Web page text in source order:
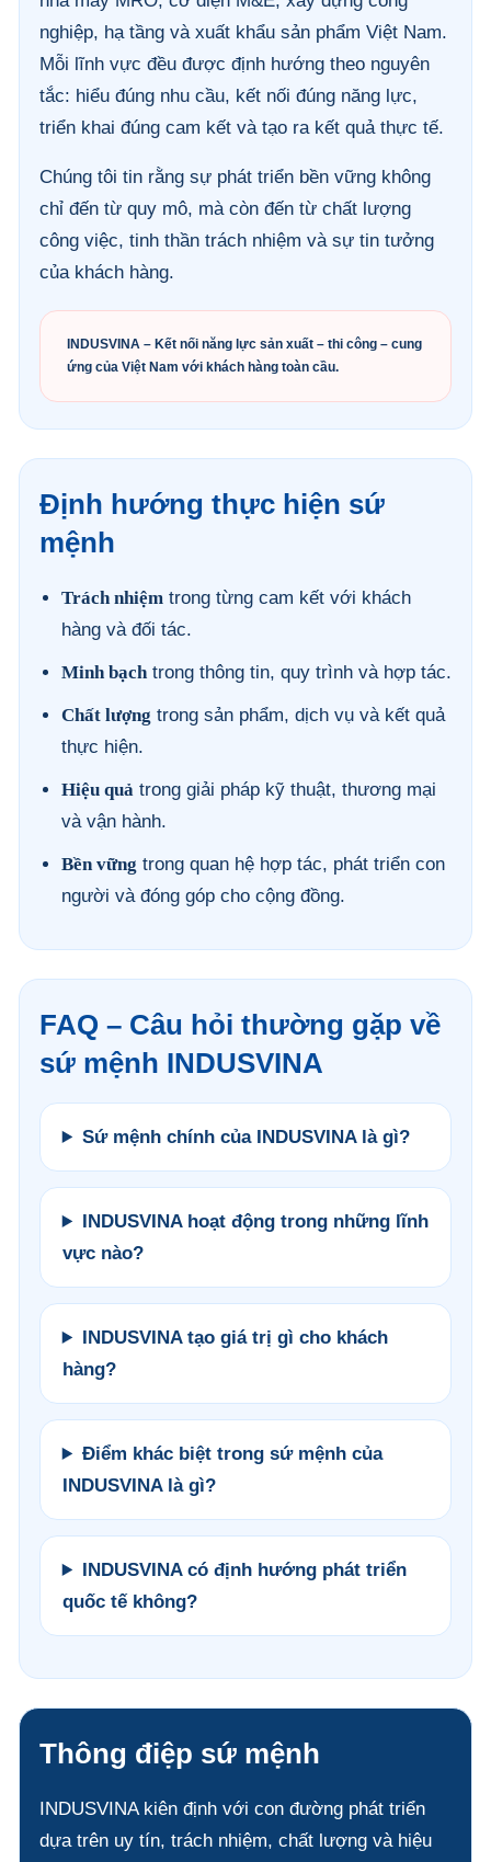
nghiệp, hạ tầng và xuất khẩu sản phẩm Việt Nam.
Mỗi lĩnh vực đều được định hướng theo nguyên
tắc: hiểu đúng nhu cầu, kết nối đúng năng lực,
triển khai đúng cam kết và tạo ra kết quả thực tế.
Chúng tôi tin rằng sự phát triển bền vững không
chỉ đến từ quy mô, mà còn đến từ chất lượng
công việc, tinh thần trách nhiệm và sự tin tưởng
của khách hàng.
INDUSVINA – Kết nối năng lực sản xuất – thi công – cung
ứng của Việt Nam với khách hàng toàn cầu.
Định hướng thực hiện sứ
mệnh
Trách nhiệmtrong từng cam kết với khách
hàng và đối tác.
Minh bạchtrong thông tin, quy trình và hợp tác.
Chất lượng trong sản phẩm, dịch vụ và kết quả
thực hiện.
Hiệu quảtrong giải pháp kỹ thuật, thương mại
và vận hành.
Bền vững trong quan hệ hợp tác, phát triển con
người và đóng góp cho cộng đồng.
FAQ – Câu hỏi thường gặp về
sứ mệnh INDUSVINA
Sứ mệnh chính của INDUSVINA là gì?
INDUSVINA hoạt động trong những lĩnh
vực nào?
INDUSVINA tạo giá trị gì cho khách
hàng?
Điểm khác biệt trong sứ mệnh của
INDUSVINA là gì?
INDUSVINA có định hướng phát triển
quốc tế không?
Thông điệp sứ mệnh
INDUSVINA kiên định với con đường phát triển
dựa trên uy tín, trách nhiệm, chất lượng và hiệu